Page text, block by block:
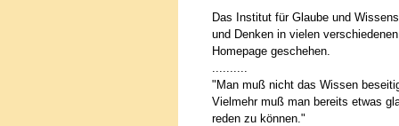
Das Institut für Glaube und
und Denken in vielen
Homepage geschehen.
"Man muß nicht das Wissen
Vielmehr muß man bereits etwas
reden zu können."